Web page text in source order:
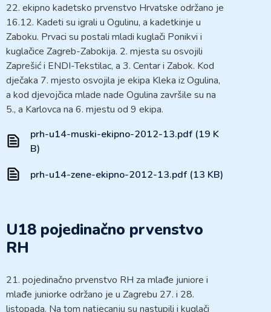
22. ekipno kadetsko prvenstvo Hrvatske održano je
16.12. Kadeti su igrali u Ogulinu, a kadetkinje u
Zaboku. Prvaci su postali mladi kuglači Ponikvi i
kuglačice Zagreb-Zabokija. 2. mjesta su osvojili
Zaprešić i ENDI-Tekstilac, a 3. Centar i Zabok. Kod
dječaka 7. mjesto osvojila je ekipa Kleka iz Ogulina,
a kod djevojčica mlade nade Ogulina završile su na
5., a Karlovca na 6. mjestu od 9 ekipa.
prh-u14-muski-ekipno-2012-13.pdf (19 K
B)
prh-u14-zene-ekipno-2012-13.pdf (13 KB)
U18 pojedinačno prvenstvo
RH
21. pojedinačno prvenstvo RH za mlađe juniore i
mlađe juniorke održano je u Zagrebu 27. i 28.
listopada. Na tom natjecanju su nastupili i kuglači